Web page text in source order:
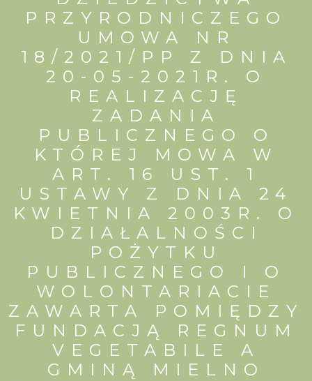
PRZYRODNICZEGO
UMOWA NR
18/2021/PP Z DNIA
20-05-2021R. O
REALIZACJĘ
ZADANIA
PUBLICZNEGO O
KTÓREJ MOWA W
ART. 16 UST. 1
USTAWY Z DNIA 24
KWIETNIA 2003R. O
DZIAŁALNOŚCI
POŻYTKU
PUBLICZNEGO I O
WOLONTARIACIE
ZAWARTA POMIĘDZY
FUNDACJĄ REGNUM
VEGETABILE A
GMINĄ MIELNO